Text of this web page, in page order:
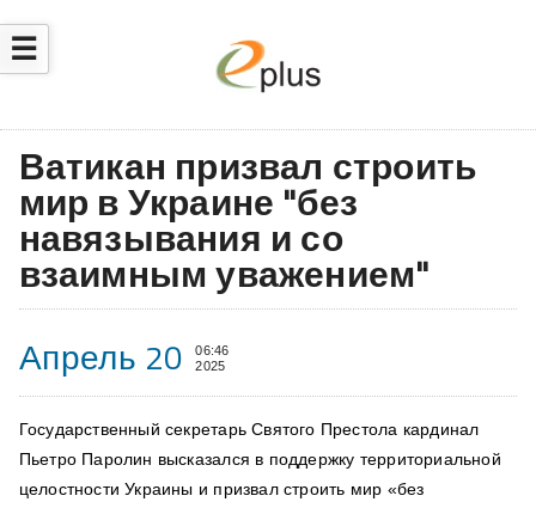
☰
Ватикан призвал строить
мир в Украине "без
навязывания и со
взаимным уважением"
Апрель 20
06:46
2025
Государственный секретарь Святого Престола кардинал
Пьетро Паролин высказался в поддержку территориальной
целостности Украины и призвал строить мир «без